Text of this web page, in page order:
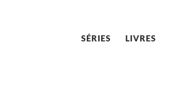
SÉRIES LIVRES